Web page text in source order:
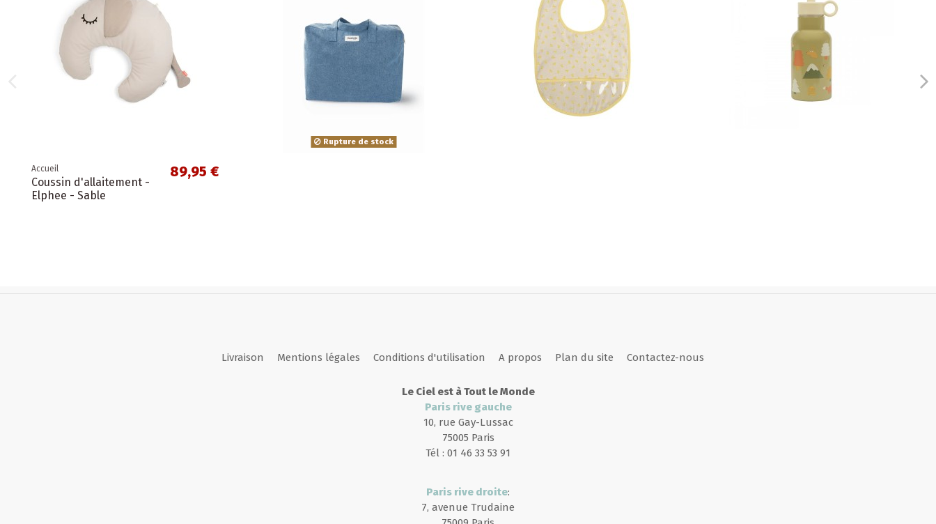
Livraison Mentions légales Conditions d'utilisation A propos Plan du site Contactez-nous
Le Ciel est à Tout le Monde
Paris rive gauche
10, rue Gay-Lussac
75005 Paris
Tél : 01 46 33 53 91
Paris rive droite:
7, avenue Trudaine